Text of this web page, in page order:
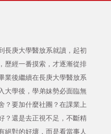
長庚大學醫放系就讀，起初
歷經一番摸索，才逐漸從排
業後繼續在長庚大學醫放系
大學後，學弟妹勢必面臨無
？要加什麼社團？在課業上
？還是去正視不足，不斷精
絕對的好壞，而是看當事人